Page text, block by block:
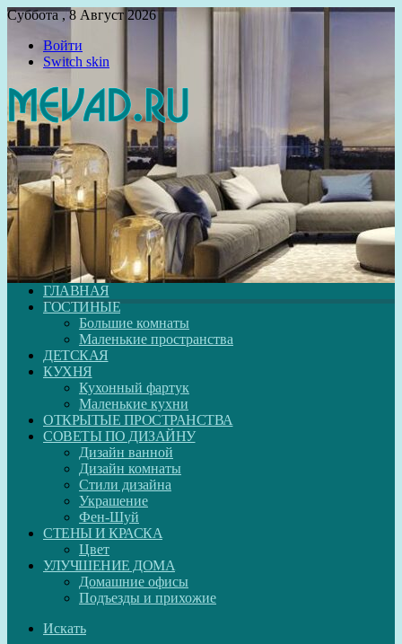
Суббота , 8 Август 2026
Войти
Switch skin
ГЛАВНАЯ
ГОСТИНЫЕ
Большие комнаты
Маленькие пространства
ДЕТСКАЯ
КУХНЯ
Кухонный фартук
Маленькие кухни
ОТКРЫТЫЕ ПРОСТРАНСТВА
СОВЕТЫ ПО ДИЗАЙНУ
Дизайн ванной
Дизайн комнаты
Стили дизайна
Украшение
Фен-Шуй
СТЕНЫ И КРАСКА
Цвет
УЛУЧШЕНИЕ ДОМА
Домашние офисы
Подъезды и прихожие
Искать